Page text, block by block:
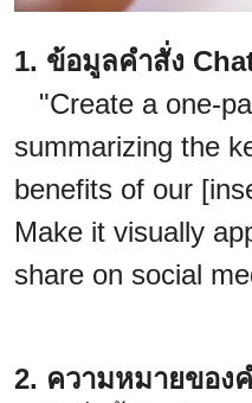
1. ข้อมูลคำสั่ง
"Create a one-
summarizing the
benefits of our
Make it visually
share on social
2. ความหมายของ